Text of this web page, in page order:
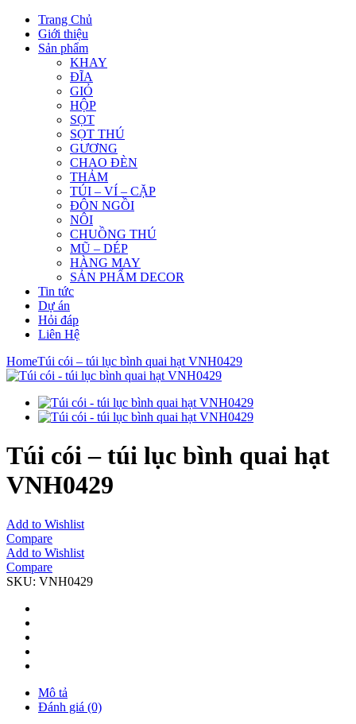
Trang Chủ
Giới thiệu
Sản phẩm
KHAY
ĐĨA
GIỎ
HỘP
SỌT
SỌT THÚ
GƯƠNG
CHAO ĐÈN
THẢM
TÚI – VÍ – CẶP
ĐÔN NGỒI
NÔI
CHUỒNG THÚ
MŨ – DÉP
HÀNG MAY
SẢN PHẨM DECOR
Tin tức
Dự án
Hỏi đáp
Liên Hệ
HomeTúi cói – túi lục bình quai hạt VNH0429
Túi cói – túi lục bình quai hạt
VNH0429
Add to Wishlist
Compare
Add to Wishlist
Compare
SKU: VNH0429
Mô tả
Đánh giá (0)